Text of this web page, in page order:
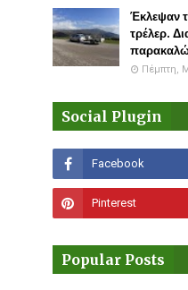
Έκλεψαν
τρέλερ.
Πέμπτη,
Social Plugin
Popular Posts